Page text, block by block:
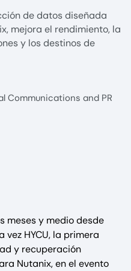
de datos diseñada
mejora el rendimiento, la
y los destinos de
Communications and PR
meses y medio desde
HYCU, la primera
y recuperación
Nutanix, en el evento